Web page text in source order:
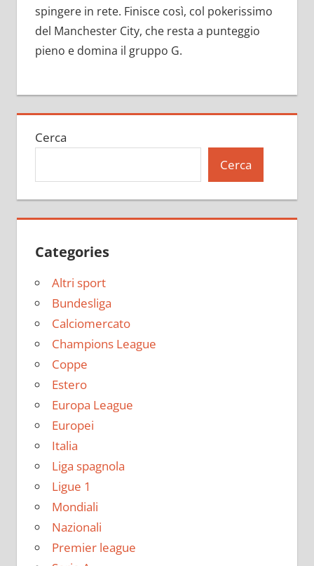
spingere in rete. Finisce così, col pokerissimo
del Manchester City, che resta a punteggio
pieno e domina il gruppo G.
Cerca
Cerca
Categories
Altri sport
Bundesliga
Calciomercato
Champions League
Coppe
Estero
Europa League
Europei
Italia
Liga spagnola
Ligue 1
Mondiali
Nazionali
Premier league